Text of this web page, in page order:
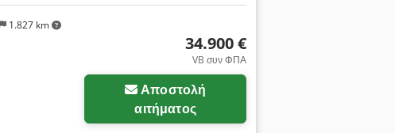
1.827 km
34.900 €
VB συν ΦΠΑ
Αποστολή
αιτήματος